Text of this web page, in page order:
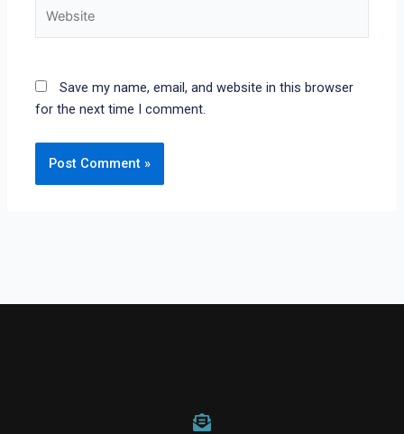
Save my name, email, and website in this browser
for the next time I comment.